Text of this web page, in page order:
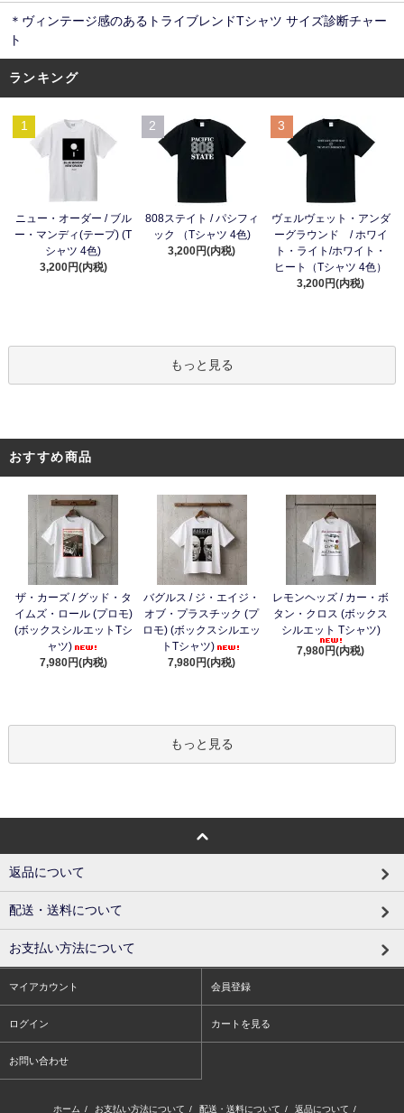
＊ヴィンテージ感のあるトライブレンドTシャツ サイズ診断チャー
ト
ランキング
1
ニュー・オーダー / ブル
ー・マンディ(テープ) (T
シャツ 4色)
3,200円(内税)
2
808ステイト / パシフィ
ック （Tシャツ 4色)
3,200円(内税)
3
ヴェルヴェット・アンダ
ーグラウンド / ホワイ
ト・ライト/ホワイト・
ヒート（Tシャツ 4色）
3,200円(内税)
もっと見る
おすすめ商品
ザ・カーズ / グッド・タ
イムズ・ロール (プロモ)
(ボックスシルエットTシ
ャツ)
7,980円(内税)
バグルス / ジ・エイジ・
オブ・プラスチック (プ
ロモ) (ボックスシルエッ
トTシャツ)
7,980円(内税)
レモンヘッズ / カー・ボ
タン・クロス (ボックス
シルエット Tシャツ)
7,980円(内税)
もっと見る
返品について
配送・送料について
お支払い方法について
マイアカウント 会員登録
ログイン カートを見る
お問い合わせ
ホーム / お支払い方法について / 配送・送料について / 返品について /